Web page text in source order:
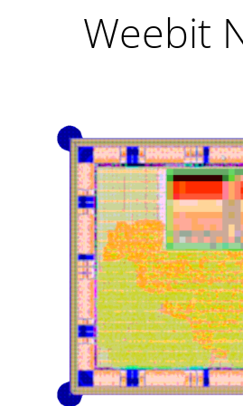
Weebit